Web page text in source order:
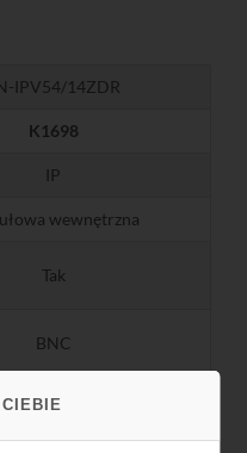
IPV54/14ZDR
K1698
IP
wewnętrzna
Tak
BNC
H.264/MJPEG
1920x1080